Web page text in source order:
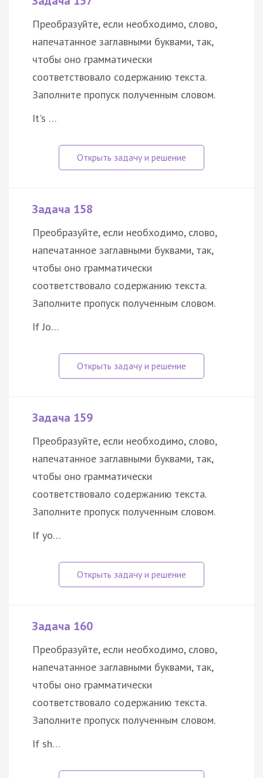
Преобразуйте, если необходимо, слово,
напечатанное заглавными буквами, так,
чтобы оно грамматически
соответствовало содержанию текста.
Заполните пропуск полученным словом.
It's …
Задача 158
Преобразуйте, если необходимо, слово,
напечатанное заглавными буквами, так,
чтобы оно грамматически
соответствовало содержанию текста.
Заполните пропуск полученным словом.
If Jo…
Задача 159
Преобразуйте, если необходимо, слово,
напечатанное заглавными буквами, так,
чтобы оно грамматически
соответствовало содержанию текста.
Заполните пропуск полученным словом.
If yo…
Задача 160
Преобразуйте, если необходимо, слово,
напечатанное заглавными буквами, так,
чтобы оно грамматически
соответствовало содержанию текста.
Заполните пропуск полученным словом.
If sh…